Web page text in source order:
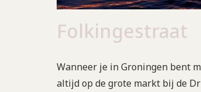
Folkingestraat
Wanneer je in Groningen bent
altijd op de grote markt bij de